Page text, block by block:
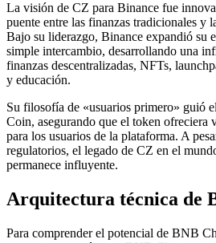
La visión de CZ para Binance fue
puente entre las finanzas tradicionales y
Bajo su liderazgo, Binance expandió su
simple intercambio, desarrollando una
finanzas descentralizadas, NFTs,
y educación.
Su filosofía de «usuarios primero» guió
Coin, asegurando que el token ofreciera
para los usuarios de la plataforma. A
regulatorios, el legado de CZ en el
permanece influyente.
Arquitectura técnica de
Para comprender el potencial de BNB